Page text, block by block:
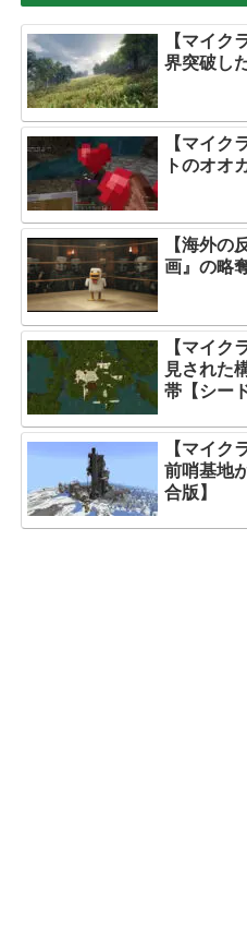
【マイク
界突破し
【マイク
トのオオ
【海外の
画』の略
【マイク
見された
帯【シー
【マイク
前哨基地
合版】